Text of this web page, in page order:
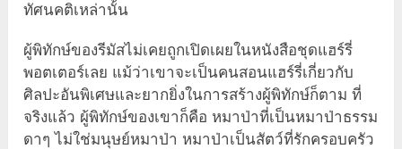
ทัศนคติเหล่านั้น
ผู้พิทักษ์ของรีมัสไม่เคยถูกเปิดเผยในหนังสือชุดแฮร์รี่
พอตเตอร์เลย แม้ว่าเขาจะเป็นคนสอนแฮร์รี่เกี่ยวกับ
ศิลปะอันพิเศษและยากยิ่งในการสร้างผู้พิทักษ์ก็ตาม ที่
จริงแล้ว ผู้พิทักษ์ของเขาก็คือ หมาป่าที่เป็นหมาป่าธรรม
ดาๆ ไม่ใช่มนุษย์หมาป่า หมาป่าเป็นสัตว์ที่รักครอบครัว